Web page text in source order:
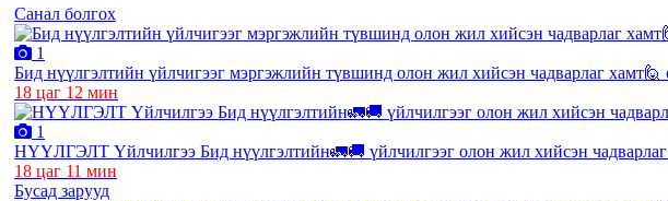
Санал болгох
1
Бид нүүлгэлтийн үйлчигээг мэргэжлийн түвшинд олон жил хийсэн чадварлаг хамт🙋
18 цаг 12 мин
1
НҮҮЛГЭЛТ Үйлчилгээ Бид нүүлгэлтийн🚛🚚 үйлчилгээг олон жил хийсэн
18 цаг 11 мин
Бусад зарууд